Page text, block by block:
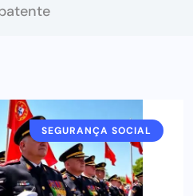
SEGURANÇA SOCIAL